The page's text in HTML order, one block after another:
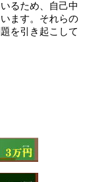
るため、自己中
ます。それらの
を引き起こして